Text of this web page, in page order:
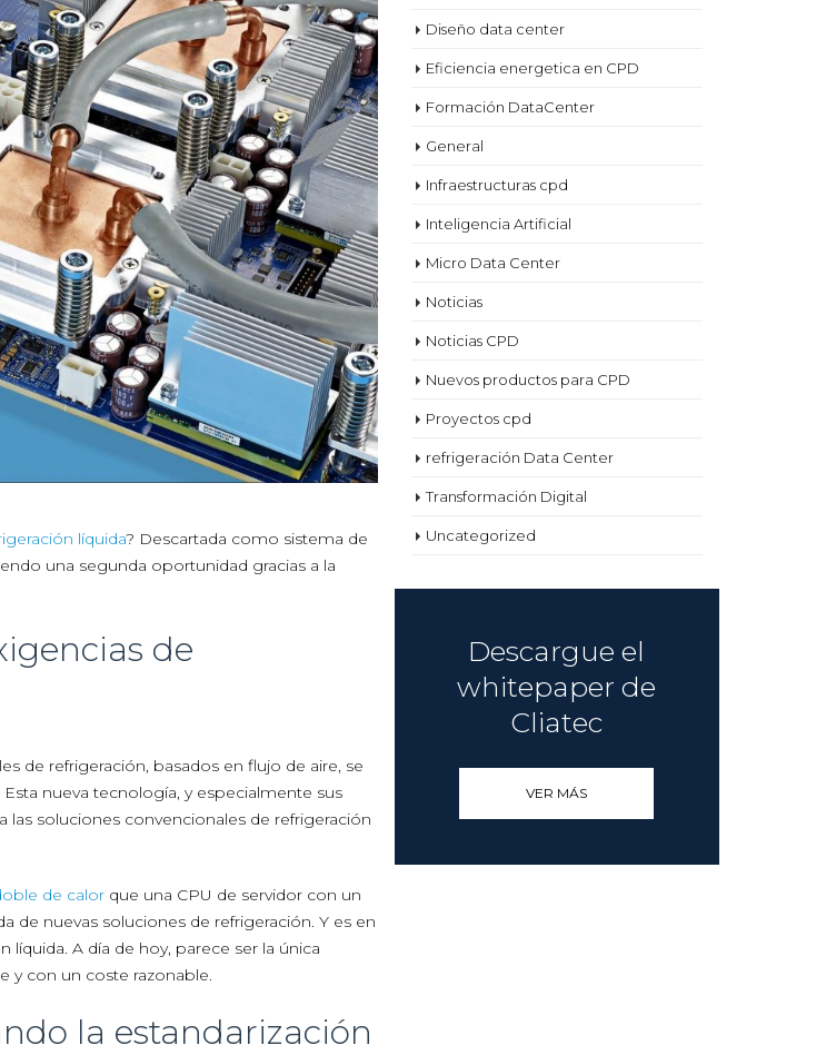
líquida? Descartada como sistema de
una segunda oportunidad gracias a la
de
de refrigeración, basados en flujo de aire, se
nueva tecnología, y especialmente sus
soluciones convencionales de refrigeración
de calor que una CPU de servidor con un
de nuevas soluciones de refrigeración. Y es en
A día de hoy, parece ser la única
y con un coste razonable.
la estandarización
Diseño data center
Eficiencia energetica en CPD
Formación DataCenter
General
Infraestructuras cpd
Inteligencia Artificial
Micro Data Center
Noticias
Noticias CPD
Nuevos productos para CPD
Proyectos cpd
refrigeración Data Center
Transformación Digital
Uncategorized
Descargue el
whitepaper de
Cliatec
VER MÁS